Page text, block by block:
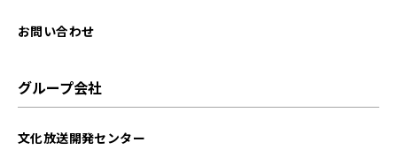
お問い合わせ
グループ会社
文化放送開発センター